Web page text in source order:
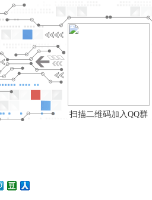
扫描二维码加入QQ群